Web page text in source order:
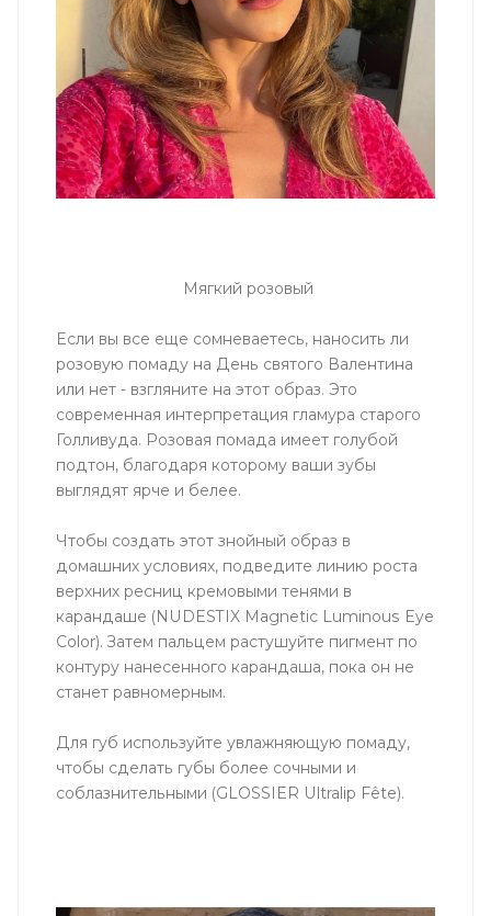
Мягкий розовый
Если вы все еще сомневаетесь, наносить ли
розовую помаду на День святого Валентина
или нет - взгляните на этот образ. Это
современная интерпретация гламура старого
Голливуда. Розовая помада имеет голубой
подтон, благодаря которому ваши зубы
выглядят ярче и белее.
Чтобы создать этот знойный образ в
домашних условиях, подведите линию роста
верхних ресниц кремовыми тенями в
карандаше (NUDESTIX Magnetic Luminous Eye
Color). Затем пальцем растушуйте пигмент по
контуру нанесенного карандаша, пока он не
станет равномерным.
Для губ используйте увлажняющую помаду,
чтобы сделать губы более сочными и
соблазнительными (GLOSSIER Ultralip Fête).